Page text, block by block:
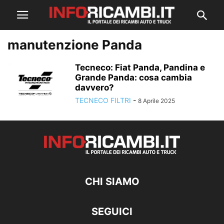
manutenzione Panda
Tecneco: Fiat Panda, Pandina e
Grande Panda: cosa cambia
davvero?
TECNECO FILTRI - 8 Aprile 2025
CHI SIAMO
SEGUICI